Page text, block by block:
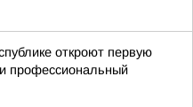
откроют первую
профессиональный